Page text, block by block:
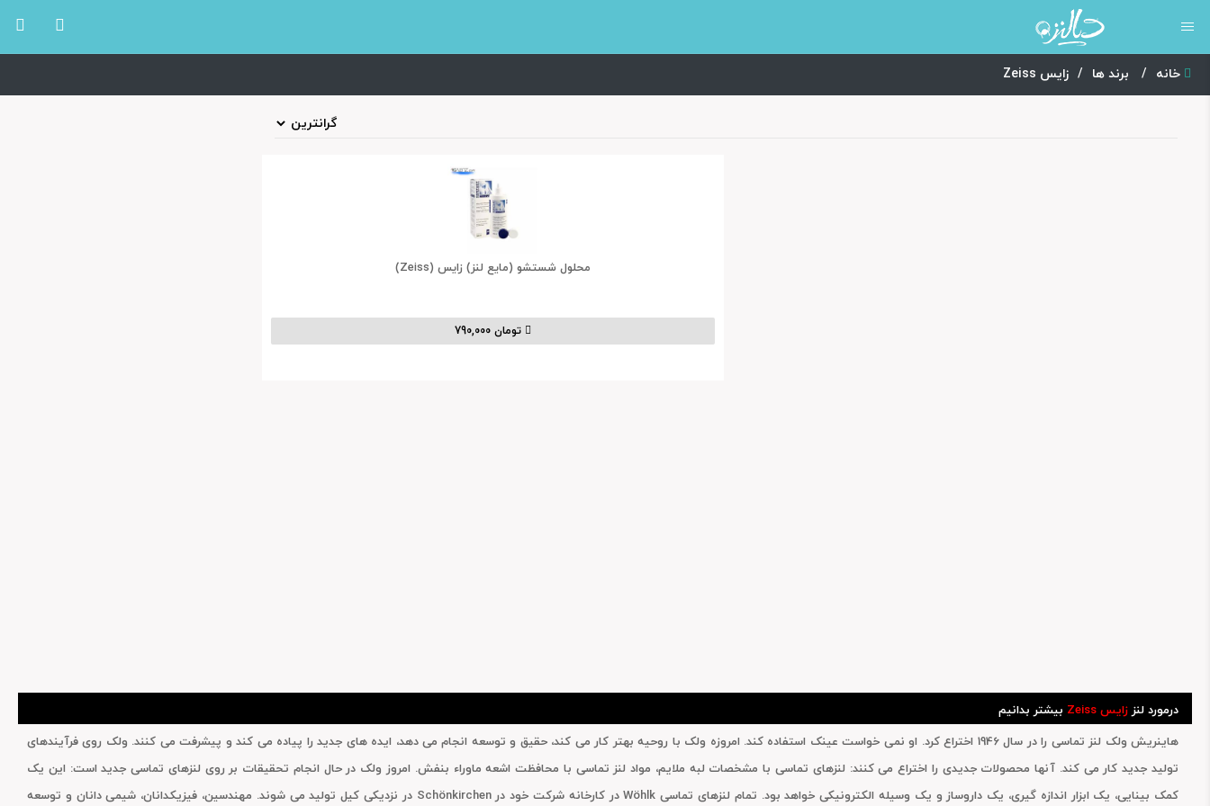
خانه / برند ها / زایس Zeiss
محلول شستشو (مایع لنز) زایس (Zeiss)
تومان 790,000
درمورد لنز زایس Zeiss
بیشتر بدانیم
هاینریش ولک لنز تماسی را در سال 1946 اختراع کرد. او نمی خواست عینک استفاده کند. امروزه ولک با روحیه بهتر کار می کند، حقیق و توسعه انجام می دهد، ایده های جدید را پیاده می کند و پیشرفت می کنند. ولک روی فرآیندهای
تولید جدید کار می کند. آنها محصولات جدیدی را اختراع می کنند: لنزهای تماسی با مشخصات لبه ملایم، مواد لنز تماسی با محافظت اشعه ماوراء بنفش. امروز ولک در حال انجام تحقیقات بر روی لنزهای تماسی جدید است: این یک
کمک بینایی، یک ابزار اندازه گیری، یک داروساز و یک وسیله الکترونیکی خواهد بود. تمام لنزهای تماسی Wöhlk در کارخانه شرکت خود در Schönkirchen در نزدیکی کیل تولید می شوند. مهندسین، فیزیکدانان، شیمی دانان و توسعه